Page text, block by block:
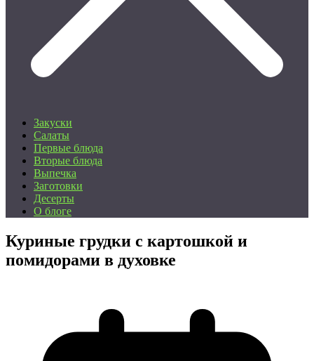
Закуски
Салаты
Первые блюда
Вторые блюда
Выпечка
Заготовки
Десерты
О блоге
Куриные грудки с картошкой и
помидорами в духовке